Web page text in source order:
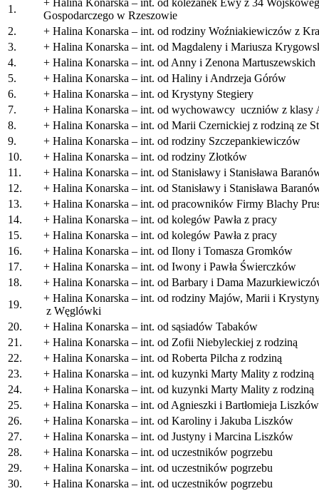
1.
+ Halina Konarska – int. od koleżanek Ewy z 34
Gospodarczego w Rzeszowie
2.
+ Halina Konarska – int. od rodziny Woźniakiewiczów z
3.
+ Halina Konarska – int. od Magdaleny i Mariusza
4.
+ Halina Konarska – int. od Anny i Zenona Martuszewskich
5.
+ Halina Konarska – int. od Haliny i Andrzeja Górów
6.
+ Halina Konarska – int. od Krystyny Stegiery
7.
+ Halina Konarska – int. od wychowawcy uczniów z klasy
8.
+ Halina Konarska – int. od Marii Czernickiej z rodziną ze
9.
+ Halina Konarska – int. od rodziny Szczepankiewiczów
10.
+ Halina Konarska – int. od rodziny Złotków
11.
+ Halina Konarska – int. od Stanisławy i Stanisława
12.
+ Halina Konarska – int. od Stanisławy i Stanisława
13.
+ Halina Konarska – int. od pracowników Firmy Blachy
14.
+ Halina Konarska – int. od kolegów Pawła z pracy
15.
+ Halina Konarska – int. od kolegów Pawła z pracy
16.
+ Halina Konarska – int. od Ilony i Tomasza Gromków
17.
+ Halina Konarska – int. od Iwony i Pawła Świerczków
18.
+ Halina Konarska – int. od Barbary i Dama
19.
+ Halina Konarska – int. od rodziny Majów, Marii i
z Węglówki
20.
+ Halina Konarska – int. od sąsiadów Tabaków
21.
+ Halina Konarska – int. od Zofii Niebyleckiej z rodziną
22.
+ Halina Konarska – int. od Roberta Pilcha z rodziną
23.
+ Halina Konarska – int. od kuzynki Marty Mality z rodziną
24.
+ Halina Konarska – int. od kuzynki Marty Mality z rodziną
25.
+ Halina Konarska – int. od Agnieszki i Bartłomieja Liszków
26.
+ Halina Konarska – int. od Karoliny i Jakuba Liszków
27.
+ Halina Konarska – int. od Justyny i Marcina Liszków
28.
+ Halina Konarska – int. od uczestników pogrzebu
29.
+ Halina Konarska – int. od uczestników pogrzebu
30.
+ Halina Konarska – int. od uczestników pogrzebu